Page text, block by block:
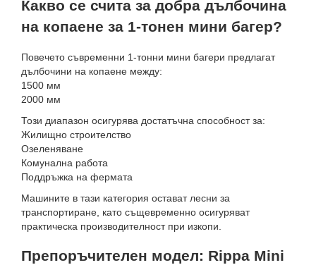
Какво се счита за добра дълбочина
на копаене за 1-тонен мини багер?
Повечето съвременни 1-тонни мини багери предлагат
дълбочини на копаене между:
1500 мм
2000 мм
Този диапазон осигурява достатъчна способност за:
Жилищно строителство
Озеленяване
Комунална работа
Поддръжка на фермата
Машините в тази категория остават лесни за
транспортиране, като същевременно осигуряват
практическа производителност при изкопи.
Препоръчителен модел: Rippa Mini